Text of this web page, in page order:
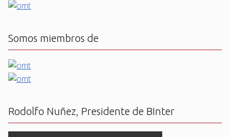
Somos miembros de
Rodolfo Nuñez, Presidente de BInter